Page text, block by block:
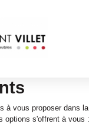
à vous proposer dans
options s'offrent à vous :